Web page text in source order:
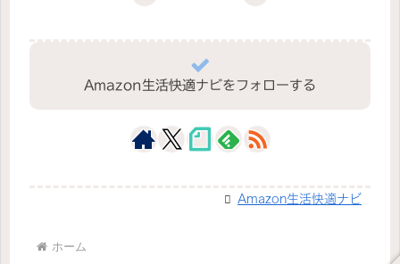
Amazon生活快適ナビをフォローする
Amazon生活快適ナビ
ホーム